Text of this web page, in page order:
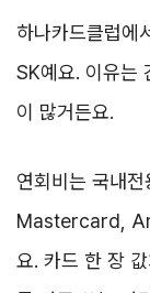
하나카드클럽에
SK예요. 이유는
이 많거든요.
연회비는 국내
Mastercard,
요. 카드 한 장